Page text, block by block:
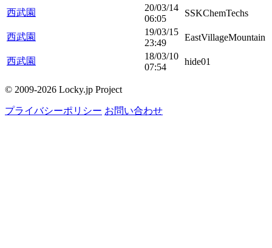
西武園
20/03/14
06:05
SSKChemTechs
西武園
19/03/15
23:49
EastVillageMountain
西武園
18/03/10
07:54
hide01
© 2009-2026 Locky.jp Project
プライバシーポリシー お問い合わせ